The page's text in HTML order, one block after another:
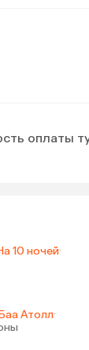
оплаты
10 ночей·
Атолл·